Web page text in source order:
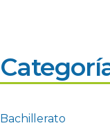
Bachillerato